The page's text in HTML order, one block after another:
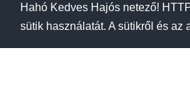
Hahó Kedves Hajós netező!
sütik használatát. A sütikről és az